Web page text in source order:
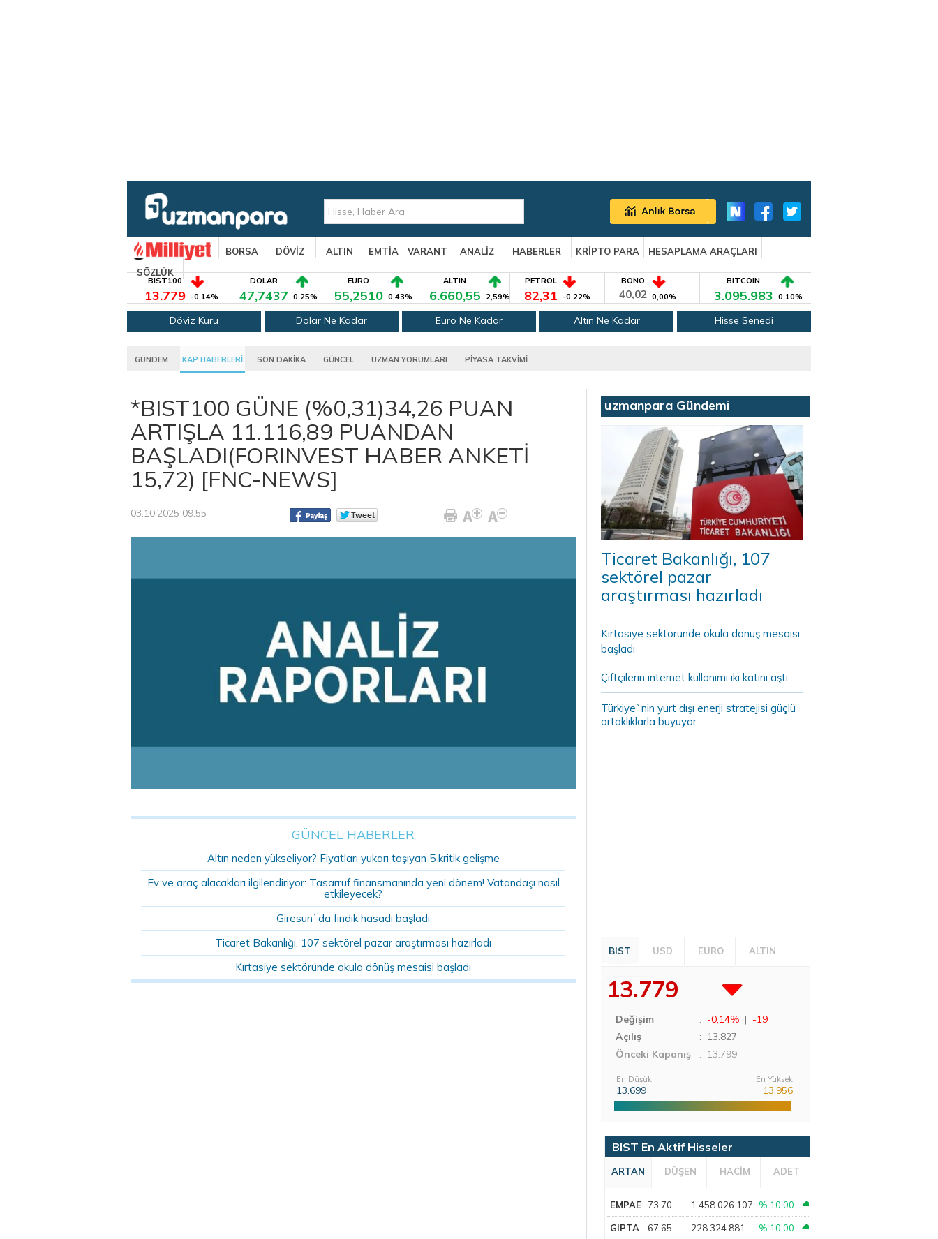
BORSA DÖVİZ ALTIN EMTİA VARANT ANALİZ HABERLER KRİPTO PARA
HESAPLAMA ARAÇLARI
SÖZLÜK
BIST100
13.779 -0,14%
DOLAR
47,7437 0,25%
EURO
55,2510 0,43%
ALTIN
6.660,55 2,59%
PETROL
82,31 -0,22%
BONO
40,02 0,00%
BITCOIN
3.095.983 0,10%
Döviz Kuru Dolar Ne Kadar Euro Ne Kadar Altın Ne Kadar Hisse Senedi
GÜNDEM KAP HABERLERİ SON DAKİKA GÜNCEL UZMAN YORUMLARI PİYASA TAKVİMİ
*BIST100 GÜNE (%0,31)34,26 PUAN
ARTIŞLA 11.116,89 PUANDAN
BAŞLADI(FORINVEST HABER ANKETİ
15,72) [FNC-NEWS]
03.10.2025 09:55
GÜNCEL HABERLER
Altın neden yükseliyor? Fiyatları yukarı taşıyan 5 kritik gelişme
Ev ve araç alacakları ilgilendiriyor: Tasarruf finansmanında yeni dönem! Vatandaşı nasıl
etkileyecek?
Giresun`da fındık hasadı başladı
Ticaret Bakanlığı, 107 sektörel pazar araştırması hazırladı
Kırtasiye sektöründe okula dönüş mesaisi başladı
uzmanpara Gündemi
Ticaret Bakanlığı, 107
sektörel pazar
araştırması hazırladı
Kırtasiye sektöründe okula dönüş mesaisi
başladı
Çiftçilerin internet kullanımı iki katını aştı
Türkiye`nin yurt dışı enerji stratejisi güçlü
ortaklıklarla büyüyor
BIST USD EURO ALTIN
13.779
Değişim : -0,14% | -19
Açılış
: 13.827
Önceki Kapanış
: 13.799
En Düşük
13.699
En Yüksek
13.956
BIST En Aktif Hisseler
ARTAN DÜŞEN HACİM ADET
EMPAE 73,70 1.458.026.107 % 10,00
GIPTA 67,65 228.324.881 % 10,00